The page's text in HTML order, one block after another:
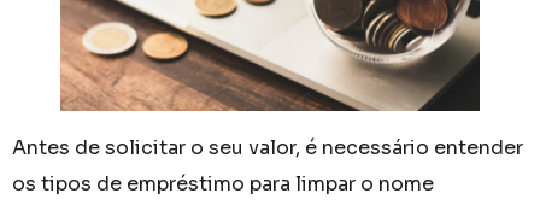
Antes de solicitar o seu valor, é necessário entender
os tipos de empréstimo para limpar o nome